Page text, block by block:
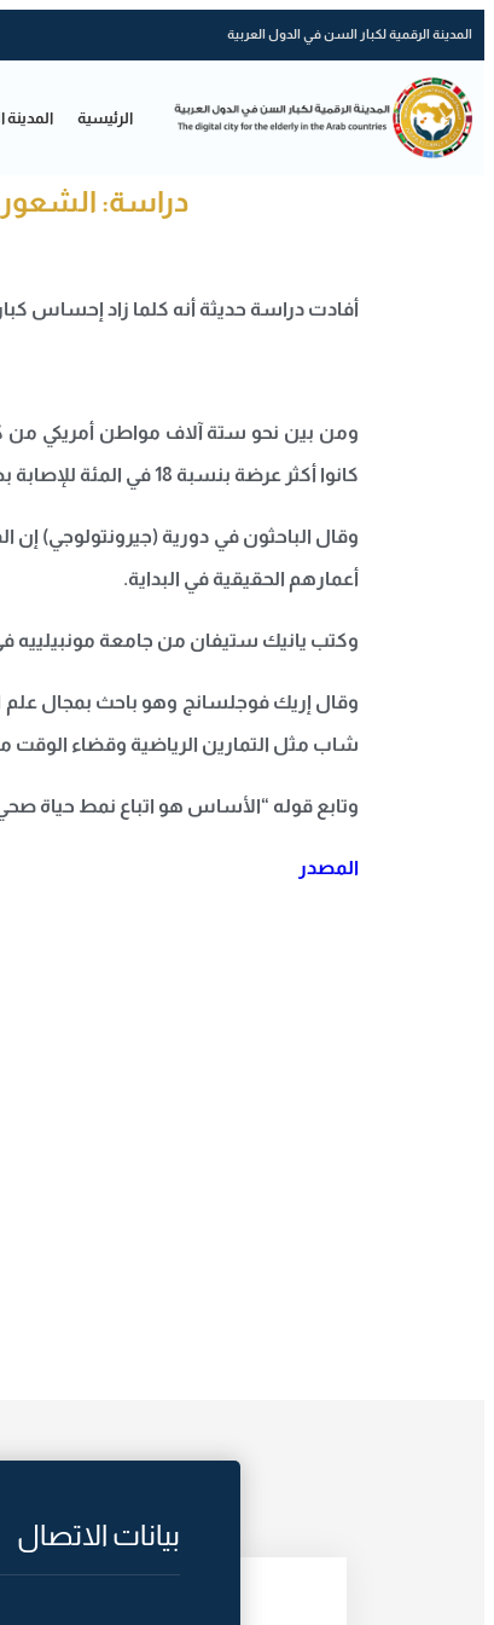
المدينة الرقمية لكبار السن في الدول العربية
الرئيسية المدينة
دراسة: الشعور
أفادت دراسة حديثة أنه كلما زاد إحساس
ومن بين نحو ستة آلاف مواطن أمريكي من
كانوا أكثر عرضة بنسبة 18 في المئة للإصابة بضعف الإدراك وأكثر عرضة بنسبة 29 في المئة للإصابة بالخرف مقارنة بنظرائهم الذين شعروا أنهم أصغر.
وقال الباحثون في دورية (جيرونتولوجي) إن
أعمارهم الحقيقية في البداية.
وكتب يانيك ستيفان من جامعة مونبيلييه
وقال إريك فوجلسانج وهو باحث بمجال علم
شاب مثل التمارين الرياضية وقضاء الوقت
وتابع قوله “الأساس هو اتباع نمط حياة
المصدر
بيانات الاتصال